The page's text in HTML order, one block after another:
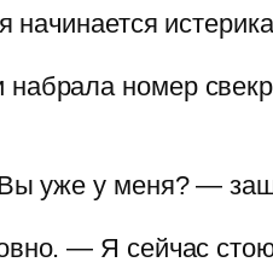
номер
уже у меня? —
— Я сейчас